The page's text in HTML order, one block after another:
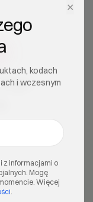
✕
kodach
i wczesnym
z informacjami o
Mogę
Więcej
kodach
i